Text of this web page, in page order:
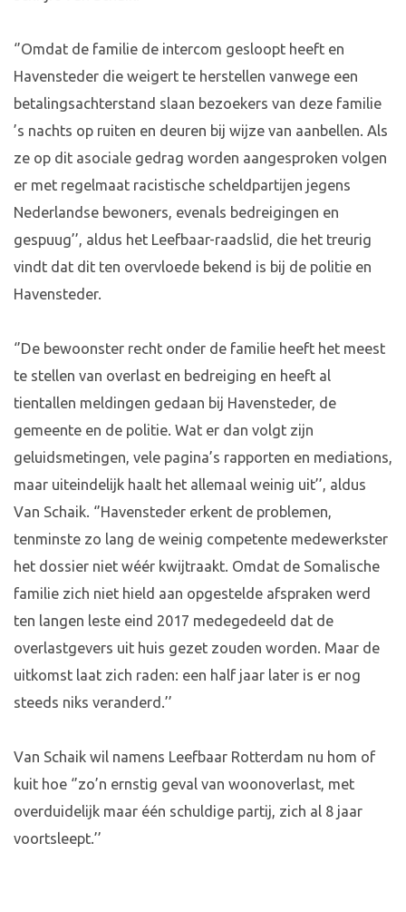
‘’Omdat de familie de intercom gesloopt heeft en
Havensteder die weigert te herstellen vanwege een
betalingsachterstand slaan bezoekers van deze familie
’s nachts op ruiten en deuren bij wijze van aanbellen. Als
ze op dit asociale gedrag worden aangesproken volgen
er met regelmaat racistische scheldpartijen jegens
Nederlandse bewoners, evenals bedreigingen en
gespuug’’, aldus het Leefbaar-raadslid, die het treurig
vindt dat dit ten overvloede bekend is bij de politie en
Havensteder.
‘’De bewoonster recht onder de familie heeft het meest
te stellen van overlast en bedreiging en heeft al
tientallen meldingen gedaan bij Havensteder, de
gemeente en de politie. Wat er dan volgt zijn
geluidsmetingen, vele pagina’s rapporten en mediations,
maar uiteindelijk haalt het allemaal weinig uit’’, aldus
Van Schaik. ‘’Havensteder erkent de problemen,
tenminste zo lang de weinig competente medewerkster
het dossier niet wéér kwijtraakt. Omdat de Somalische
familie zich niet hield aan opgestelde afspraken werd
ten langen leste eind 2017 medegedeeld dat de
overlastgevers uit huis gezet zouden worden. Maar de
uitkomst laat zich raden: een half jaar later is er nog
steeds niks veranderd.’’
Van Schaik wil namens Leefbaar Rotterdam nu hom of
kuit hoe ‘’zo’n ernstig geval van woonoverlast, met
overduidelijk maar één schuldige partij, zich al 8 jaar
voortsleept.’’